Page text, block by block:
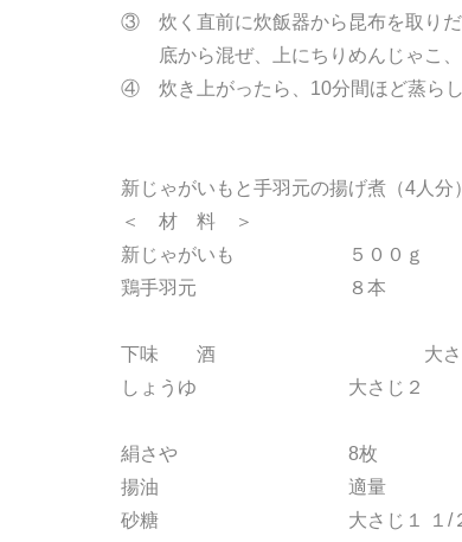
③ 炊く直前に炊飯器から昆布を取りだ
底から混ぜ、上にちりめんじゃこ、
④ 炊き上がったら、10分間ほど蒸らし
新じゃがいもと手羽元の揚げ煮（4人分）
＜ 材 料 ＞
新じゃがいも ５００ｇ
鶏手羽元 ８本
下味 酒 大さじ
しょうゆ 大さじ２
絹さや 8枚
揚油 適量
砂糖 大さじ１ １/